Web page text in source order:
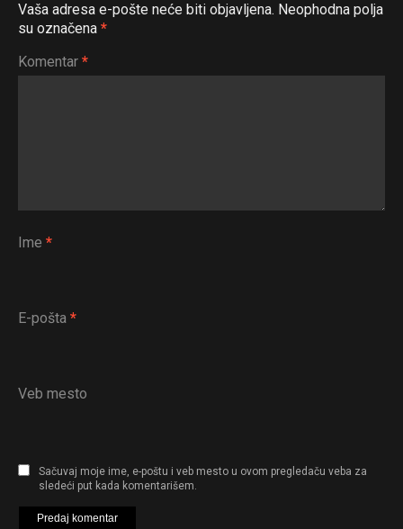
Vaša adresa e-pošte neće biti objavljena. Neophodna polja
su označena *
Komentar *
Ime *
E-pošta *
Veb mesto
Sačuvaj moje ime, e-poštu i veb mesto u ovom pregledaču veba za
sledeći put kada komentarišem.